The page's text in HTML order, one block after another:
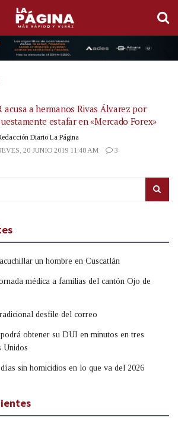
acusa a hermanos Rivas Álvarez por
estafar en «Mercado Forex»
Diario La Página
20 JUNIO 2019 11:48 AM
3
un hombre en Cuscatlán
médica a familias del cantón Ojo de
desfile del correo
obtener su DUI en minutos en tres
Unidos
sin homicidios en lo que va del 2026